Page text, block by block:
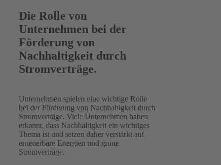
Die Rolle von
Unternehmen bei der
Förderung von
Nachhaltigkeit durch
Stromverträge.
Unternehmen spielen eine wichtige Rolle
bei der Förderung von Nachhaltigkeit durch
Stromverträge. Viele Unternehmen haben
erkannt, dass Nachhaltigkeit ein wichtiges
Thema ist und setzen daher verstärkt auf
erneuerbare Energien und grüne
Stromverträge.